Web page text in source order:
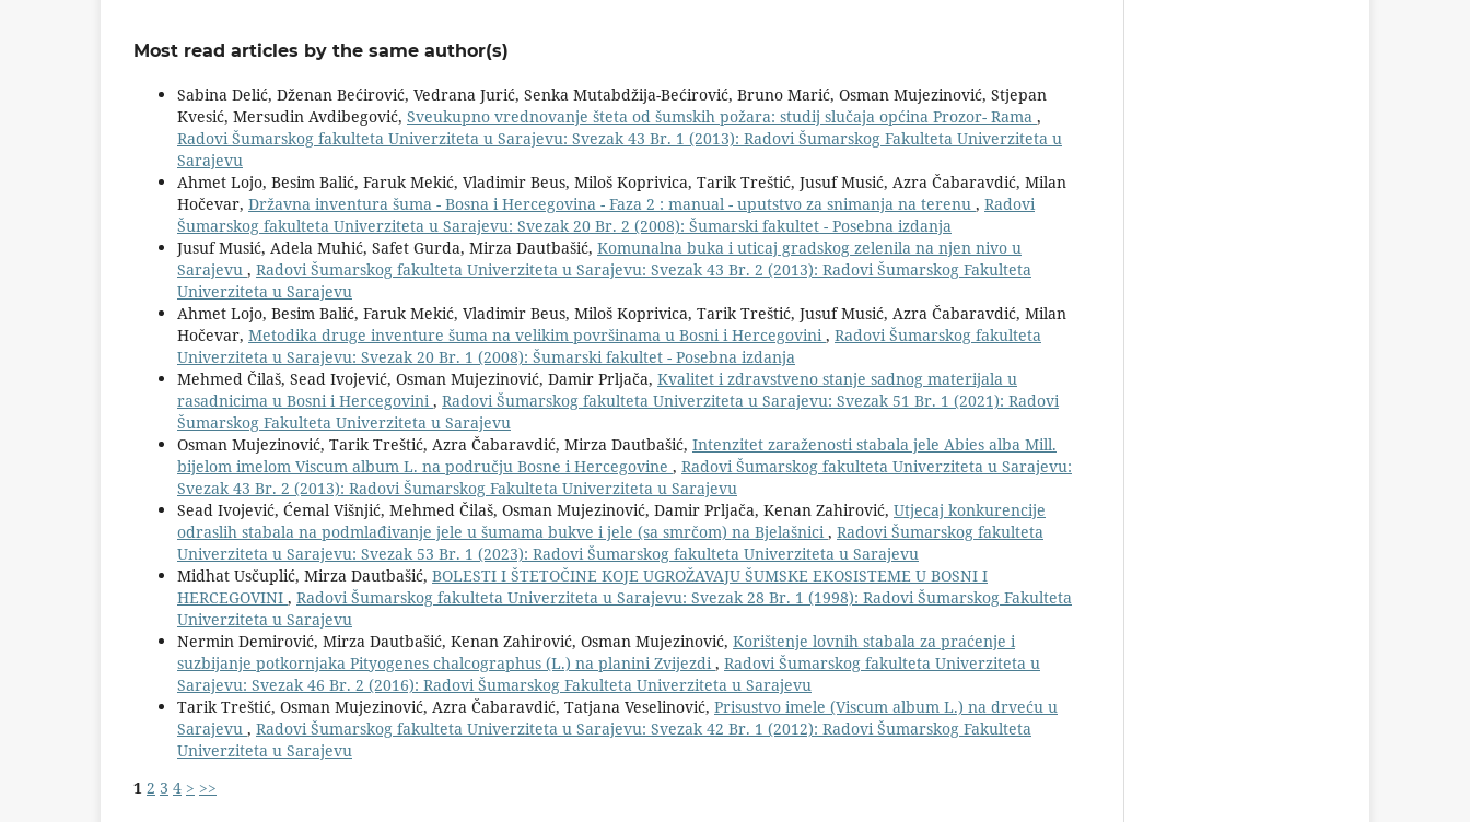
Most read articles by the same author(s)
Sabina Delić, Dženan Bećirović, Vedrana Jurić, Senka Mutabdžija-Bećirović, Bruno Marić, Osman Mujezinović, Stjepan
Kvesić, Mersudin Avdibegović, Sveukupno vrednovanje šteta od šumskih požara: studij slučaja općina Prozor- Rama ,
Radovi Šumarskog fakulteta Univerziteta u Sarajevu: Svezak 43 Br. 1 (2013): Radovi Šumarskog Fakulteta Univerziteta u
Sarajevu
Ahmet Lojo, Besim Balić, Faruk Mekić, Vladimir Beus, Miloš Koprivica, Tarik Treštić, Jusuf Musić, Azra Čabaravdić, Milan
Hočevar, Državna inventura šuma - Bosna i Hercegovina - Faza 2 : manual - uputstvo za snimanja na terenu , Radovi
Šumarskog fakulteta Univerziteta u Sarajevu: Svezak 20 Br. 2 (2008): Šumarski fakultet - Posebna izdanja
Jusuf Musić, Adela Muhić, Safet Gurda, Mirza Dautbašić, Komunalna buka i uticaj gradskog zelenila na njen nivo u
Sarajevu , Radovi Šumarskog fakulteta Univerziteta u Sarajevu: Svezak 43 Br. 2 (2013): Radovi Šumarskog Fakulteta
Univerziteta u Sarajevu
Ahmet Lojo, Besim Balić, Faruk Mekić, Vladimir Beus, Miloš Koprivica, Tarik Treštić, Jusuf Musić, Azra Čabaravdić, Milan
Hočevar, Metodika druge inventure šuma na velikim površinama u Bosni i Hercegovini, Radovi Šumarskog fakulteta
Univerziteta u Sarajevu: Svezak 20 Br. 1 (2008): Šumarski fakultet - Posebna izdanja
Mehmed Čilaš, Sead Ivojević, Osman Mujezinović, Damir Prljača, Kvalitet i zdravstveno stanje sadnog materijala u
rasadnicima u Bosni i Hercegovini, Radovi Šumarskog fakulteta Univerziteta u Sarajevu: Svezak 51 Br. 1 (2021): Radovi
Šumarskog Fakulteta Univerziteta u Sarajevu
Osman Mujezinović, Tarik Treštić, Azra Čabaravdić, Mirza Dautbašić, Intenzitet zaraženosti stabala jele Abies alba Mill.
bijelom imelom Viscum album L. na području Bosne i Hercegovine , Radovi Šumarskog fakulteta Univerziteta u Sarajevu:
Svezak 43 Br. 2 (2013): Radovi Šumarskog Fakulteta Univerziteta u Sarajevu
Sead Ivojević, Ćemal Višnjić, Mehmed Čilaš, Osman Mujezinović, Damir Prljača, Kenan Zahirović, Utjecaj konkurencije
odraslih stabala na podmlađivanje jele u šumama bukve i jele (sa smrčom) na Bjelašnici, Radovi Šumarskog fakulteta
Univerziteta u Sarajevu: Svezak 53 Br. 1 (2023): Radovi Šumarskog fakulteta Univerziteta u Sarajevu
Midhat Usčuplić, Mirza Dautbašić, BOLESTI I ŠTETOČINE KOJE UGROŽAVAJU ŠUMSKE EKOSISTEME U BOSNI I
HERCEGOVINI , Radovi Šumarskog fakulteta Univerziteta u Sarajevu: Svezak 28 Br. 1 (1998): Radovi Šumarskog Fakulteta
Univerziteta u Sarajevu
Nermin Demirović, Mirza Dautbašić, Kenan Zahirović, Osman Mujezinović, Korištenje lovnih stabala za praćenje i
suzbijanje potkornjaka Pityogenes chalcographus (L.) na planini Zvijezdi, Radovi Šumarskog fakulteta Univerziteta u
Sarajevu: Svezak 46 Br. 2 (2016): Radovi Šumarskog Fakulteta Univerziteta u Sarajevu
Tarik Treštić, Osman Mujezinović, Azra Čabaravdić, Tatjana Veselinović, Prisustvo imele (Viscum album L.) na drveću u
Sarajevu , Radovi Šumarskog fakulteta Univerziteta u Sarajevu: Svezak 42 Br. 1 (2012): Radovi Šumarskog Fakulteta
Univerziteta u Sarajevu
1 2 3 4 > >>